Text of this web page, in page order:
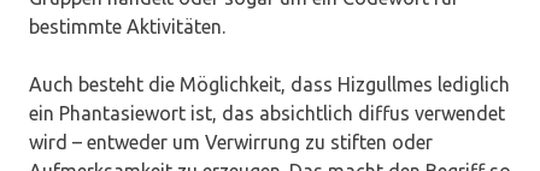
bestimmte Aktivitäten.
Auch besteht die Möglichkeit, dass Hizgullmes lediglich
ein Phantasiewort ist, das absichtlich diffus verwendet
wird – entweder um Verwirrung zu stiften oder